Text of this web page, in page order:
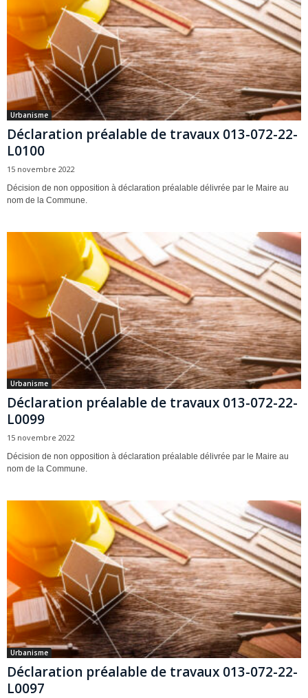
Urbanisme
Déclaration préalable de travaux 013-072-22-
L0100
15 novembre 2022
Décision de non opposition à déclaration préalable délivrée par le Maire au
nom de la Commune.
Urbanisme
Déclaration préalable de travaux 013-072-22-
L0099
15 novembre 2022
Décision de non opposition à déclaration préalable délivrée par le Maire au
nom de la Commune.
Urbanisme
Déclaration préalable de travaux 013-072-22-
L0097